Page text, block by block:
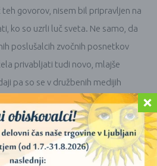
govorov, nisem bil pripravljen na
ko so uzrli luč sveta. Ne samo, da
poslušalcih zvočnih posnetkov
privabljati tudi novo, mlajše
pa so se v družbenih medijih
in videoposnetki iz zbirke.
narejeni iz krajših posnetkov, so
(nazadnje smo jih našteli 20
za nadaljevanje očetovega dela